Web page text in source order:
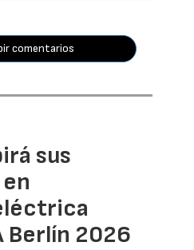
comentarios
sus
Berlín 2026